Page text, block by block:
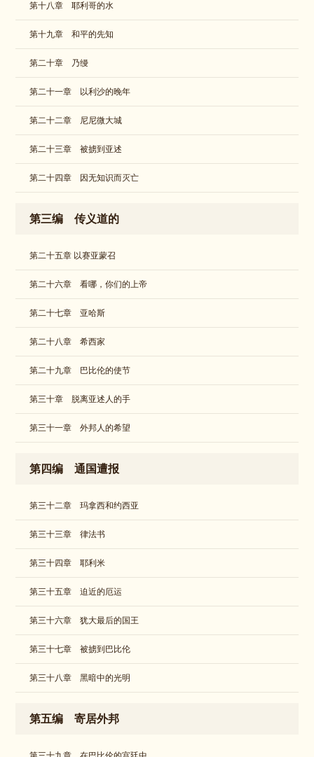
第十八章 耶利哥的水
第十九章 和平的先知
第二十章 乃缦
第二十一章 以利沙的晚年
第二十二章 尼尼微大城
第二十三章 被掳到亚述
第二十四章 因无知识而灭亡
第三编 传义道的
第二十五章 以赛亚蒙召
第二十六章 看哪，你们的上帝
第二十七章 亚哈斯
第二十八章 希西家
第二十九章 巴比伦的使节
第三十章 脱离亚述人的手
第三十一章 外邦人的希望
第四编 通国遭报
第三十二章 玛拿西和约西亚
第三十三章 律法书
第三十四章 耶利米
第三十五章 迫近的厄运
第三十六章 犹大最后的国王
第三十七章 被掳到巴比伦
第三十八章 黑暗中的光明
第五编 寄居外邦